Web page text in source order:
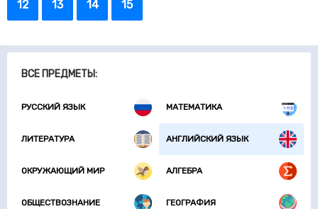
ВСЕ ПРЕДМЕТЫ:
РУССКИЙ ЯЗЫК МАТЕМАТИКА
ЛИТЕРАТУРА АНГЛИЙСКИЙ ЯЗЫК
ОКРУЖАЮЩИЙ МИР АЛГЕБРА
ОБЩЕСТВОЗНАНИЕ ГЕОГРАФИЯ
12 13 14 15